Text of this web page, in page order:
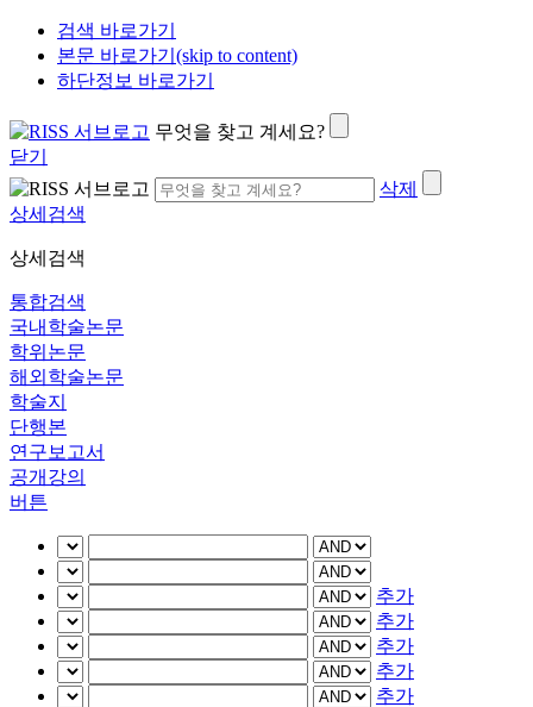
검색 바로가기
본문 바로가기(skip to content)
하단정보 바로가기
무엇을 찾고 계세요?
닫기
삭제
상세검색
상세검색
통합검색
국내학술논문
학위논문
해외학술논문
학술지
단행본
연구보고서
공개강의
버튼
추가
추가
추가
추가
추가